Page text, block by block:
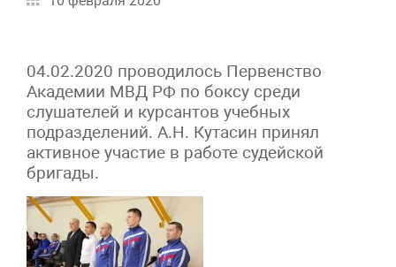
04.02.2020 проводилось Первенство
Академии МВД РФ по боксу среди
слушателей и курсантов учебных
подразделений. А.Н. Кутасин принял
активное участие в работе судейской
бригады.